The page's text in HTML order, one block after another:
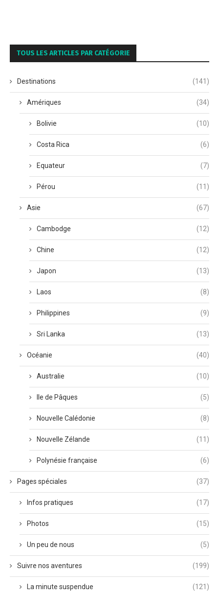
TOUS LES ARTICLES PAR CATÉGORIE
Destinations (141)
Amériques (34)
Bolivie (10)
Costa Rica (6)
Equateur (7)
Pérou (11)
Asie (67)
Cambodge (12)
Chine (12)
Japon (13)
Laos (8)
Philippines (9)
Sri Lanka (13)
Océanie (40)
Australie (10)
Ile de Pâques (5)
Nouvelle Calédonie (8)
Nouvelle Zélande (11)
Polynésie française (6)
Pages spéciales (37)
Infos pratiques (17)
Photos (15)
Un peu de nous (5)
Suivre nos aventures (199)
La minute suspendue (121)